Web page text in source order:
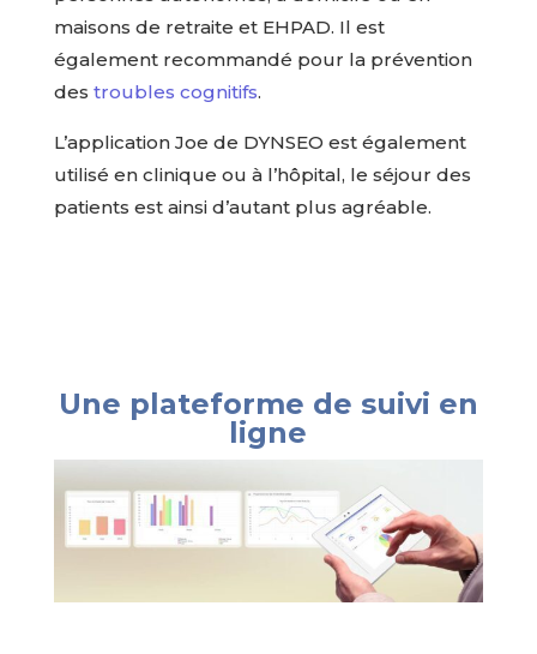
maisons de retraite et EHPAD. Il est
également recommandé pour la prévention
des troubles cognitifs.
L’application Joe de DYNSEO est également
utilisé en clinique ou à l’hôpital, le séjour des
patients est ainsi d’autant plus agréable.
Une plateforme de suivi en
ligne